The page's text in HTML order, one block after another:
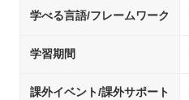
学べる言語/フレームワーク
学習期間
課外イベント/課外サポート